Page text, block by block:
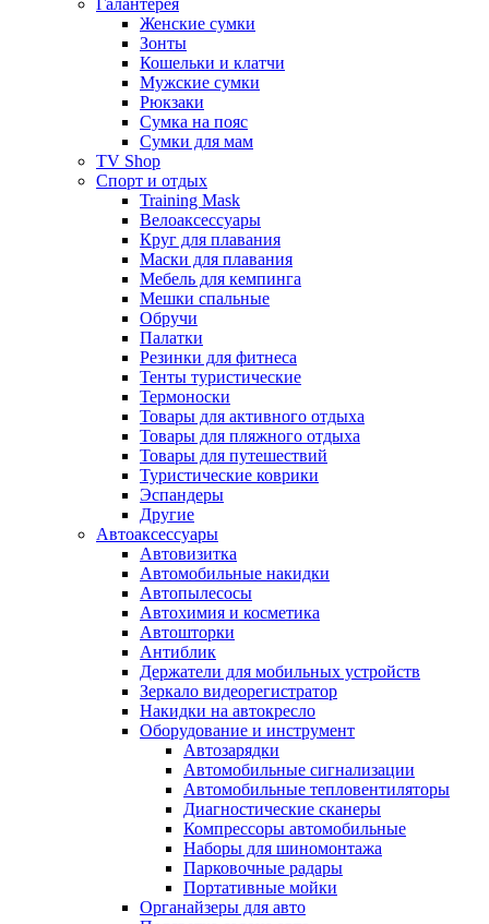
Галантерея
Женские сумки
Зонты
Кошельки и клатчи
Мужские сумки
Рюкзаки
Сумка на пояс
Сумки для мам
TV Shop
Спорт и отдых
Training Mask
Велоаксессуары
Круг для плавания
Маски для плавания
Мебель для кемпинга
Мешки спальные
Обручи
Палатки
Резинки для фитнеса
Тенты туристические
Термоноски
Товары для активного отдыха
Товары для пляжного отдыха
Товары для путешествий
Туристические коврики
Эспандеры
Другие
Автоаксессуары
Автовизитка
Автомобильные накидки
Автопылесосы
Автохимия и косметика
Автошторки
Антиблик
Держатели для мобильных устройств
Зеркало видеорегистратор
Накидки на автокресло
Оборудование и инструмент
Автозарядки
Автомобильные сигнализации
Автомобильные тепловентиляторы
Диагностические сканеры
Компрессоры автомобильные
Наборы для шиномонтажа
Парковочные радары
Портативные мойки
Органайзеры для авто